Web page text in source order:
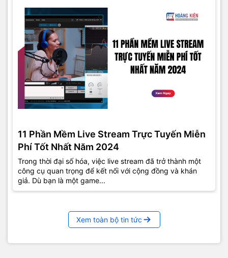
11 Phần Mềm Live Stream Trực Tuyến Miễn
Phí Tốt Nhất Năm 2024
Trong thời đại số hóa, việc live stream đã trở thành một
công cụ quan trọng để kết nối với cộng đồng và khán
giả. Dù bạn là một game...
Xem toàn bộ tin tức